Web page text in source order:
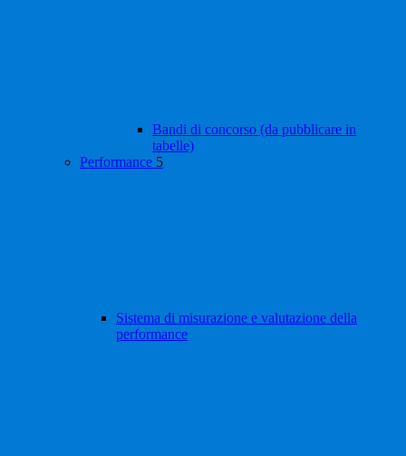
Bandi di concorso (da pubblicare in
tabelle)
Performance 5
Sistema di misurazione e valutazione della
performance